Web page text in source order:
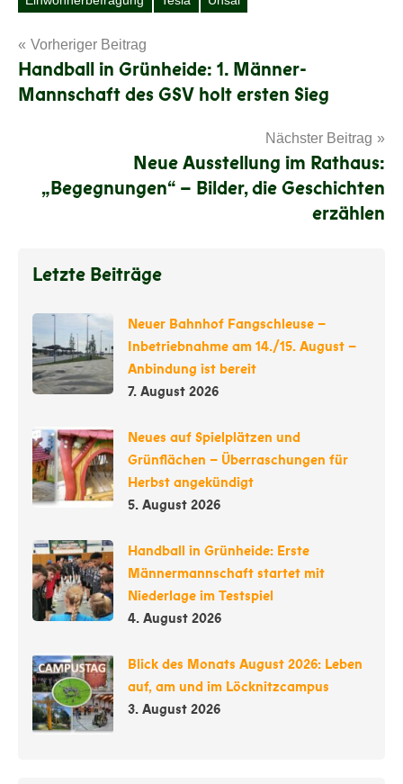
Schlagwörter
Beitragsnavigation
Vorheriger Beitrag
Handball in Grünheide: 1. Männer-
Mannschaft des GSV holt ersten Sieg
Nächster Beitrag
Neue Ausstellung im Rathaus:
„Begegnungen“ – Bilder, die Geschichten
erzählen
Letzte Beiträge
Neuer Bahnhof Fangschleuse –
Inbetriebnahme am 14./15. August –
Anbindung ist bereit
7. August 2026
Neues auf Spielplätzen und
Grünflächen – Überraschungen für
Herbst angekündigt
5. August 2026
Handball in Grünheide: Erste
Männermannschaft startet mit
Niederlage im Testspiel
4. August 2026
Blick des Monats August 2026: Leben
auf, am und im Löcknitzcampus
3. August 2026